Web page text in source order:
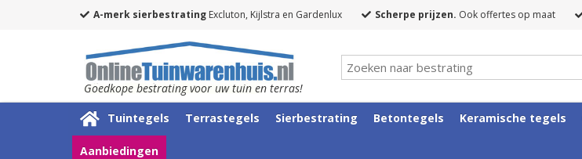
A-merk sierbestrating Excluton, Kijlstra en Gardenlux Scherpe prijzen. Ook offertes op maat
Goedkope bestrating voor uw tuin en terras!
Tuintegels Terrastegels Sierbestrating Betontegels Keramische tegels
Aanbiedingen